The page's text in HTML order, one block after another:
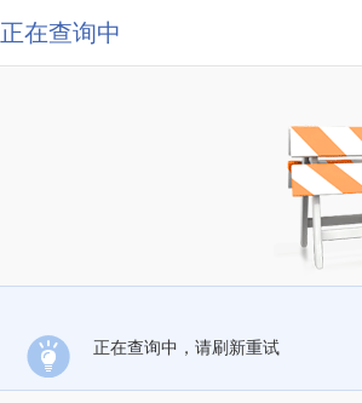
正在查询中
正在查询中，请刷新重试